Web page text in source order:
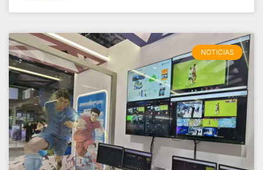
NOTICIAS